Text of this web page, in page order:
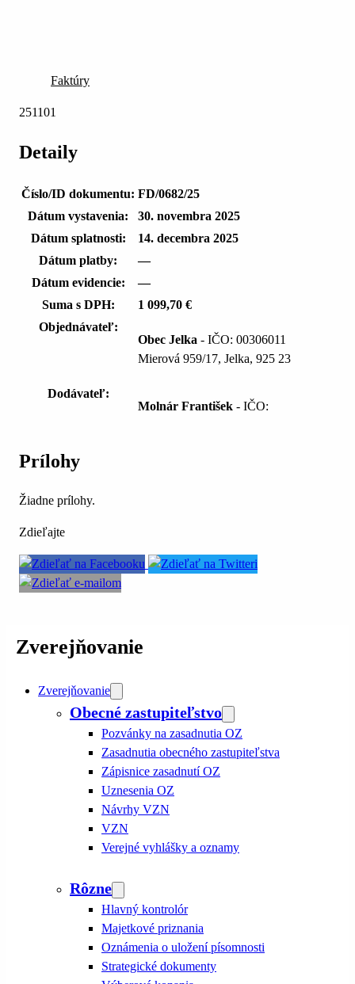
Faktúry
251101
Detaily
Číslo/ID dokumentu: FD/0682/25
Dátum vystavenia:
30. novembra 2025
Dátum splatnosti:
14. decembra 2025
Dátum platby:
—
Dátum evidencie:
—
Suma s DPH:
1 099,70 €
Objednávateľ:
Obec Jelka - IČO: 00306011
Mierová 959/17, Jelka, 925 23
Dodávateľ:
Molnár František - IČO:
Prílohy
Žiadne prílohy.
Zdieľajte
Zverejňovanie
Zverejňovanie
Obecné zastupiteľstvo
Pozvánky na zasadnutia OZ
Zasadnutia obecného zastupiteľstva
Zápisnice zasadnutí OZ
Uznesenia OZ
Návrhy VZN
VZN
Verejné vyhlášky a oznamy
Rôzne
Hlavný kontrolór
Majetkové priznania
Oznámenia o uložení písomnosti
Strategické dokumenty